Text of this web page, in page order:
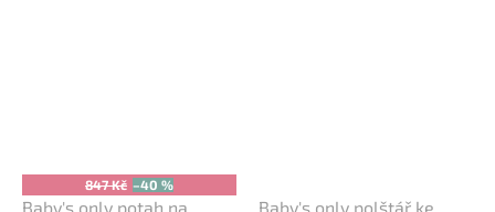
847 Kč –40 %
Baby's only potah na
Baby's only polštář ke